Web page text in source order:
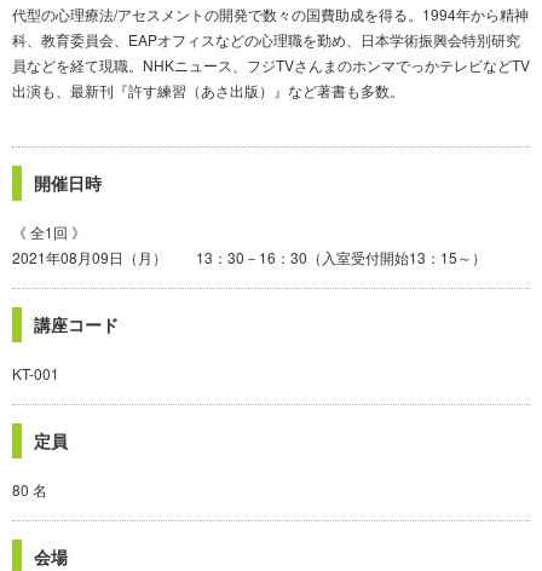
代型の心理療法/アセスメントの開発で数々の国費助成を得る。1994年から精神
科、教育委員会、EAPオフィスなどの心理職を勤め、日本学術振興会特別研究
員などを経て現職。NHKニュース、フジTVさんまのホンマでっかテレビなどTV
出演も、最新刊『許す練習（あさ出版）』など著書も多数。
開催日時
《 全1回 》
2021年08月09日（月） 13：30－16：30（入室受付開始13：15～）
講座コード
KT-001
定員
80 名
会場